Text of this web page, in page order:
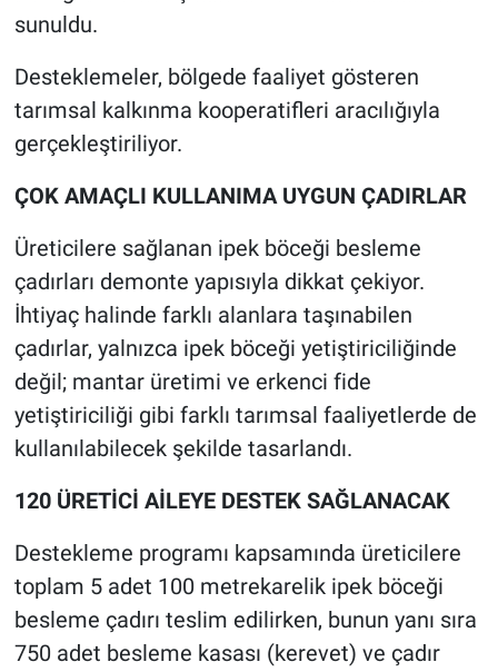
sunuldu.
Desteklemeler, bölgede faaliyet gösteren
tarımsal kalkınma kooperatifleri aracılığıyla
gerçekleştiriliyor.
ÇOK AMAÇLI KULLANIMA UYGUN ÇADIRLAR
Üreticilere sağlanan ipek böceği besleme
çadırları demonte yapısıyla dikkat çekiyor.
İhtiyaç halinde farklı alanlara taşınabilen
çadırlar, yalnızca ipek böceği yetiştiriciliğinde
değil; mantar üretimi ve erkenci fide
yetiştiriciliği gibi farklı tarımsal faaliyetlerde de
kullanılabilecek şekilde tasarlandı.
120 ÜRETİCİ AİLEYE DESTEK SAĞLANACAK
Destekleme programı kapsamında üreticilere
toplam 5 adet 100 metrekarelik ipek böceği
besleme çadırı teslim edilirken, bunun yanı sıra
750 adet besleme kasası (kerevet) ve çadır